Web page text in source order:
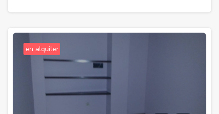
en alquiler